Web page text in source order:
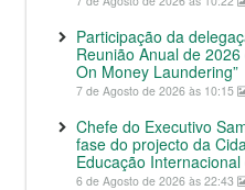
Participação da
Reunião Anual de
On Money Laundering”
7 de Agosto de 2026 às 10:15
Chefe do Executivo
fase do projecto da
Educação
6 de Agosto de 2026 às 22:43